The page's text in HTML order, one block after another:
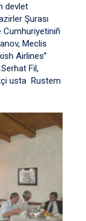
devlet
Şurası
Cumhuriyetiniñ
Meclis
Airlines”
Fil,
usta Rustem